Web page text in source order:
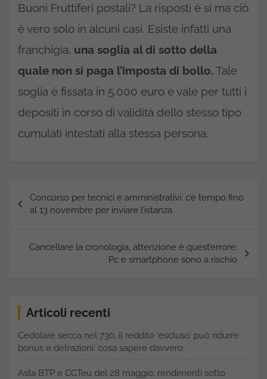
Buoni Fruttiferi postali? La risposti è si ma ciò
è vero solo in alcuni casi. Esiste infatti una
franchigia, una soglia al di sotto della
quale non si paga l’imposta di bollo. Tale
soglia è fissata in 5.000 euro e vale per tutti i
depositi in corso di validità dello stesso tipo
cumulati intestati alla stessa persona.
articoli
Concorso per tecnici e amministrativi: c’è tempo fino
al 13 novembre per inviare l’istanza
Cancellare la cronologia, attenzione è quest’errore:
Pc e smartphone sono a rischio
Articoli recenti
Cedolare secca nel 730, il reddito ‘escluso’ può ridurre
bonus e detrazioni: cosa sapere davvero
Asta BTP e CCTeu del 28 maggio: rendimenti sotto